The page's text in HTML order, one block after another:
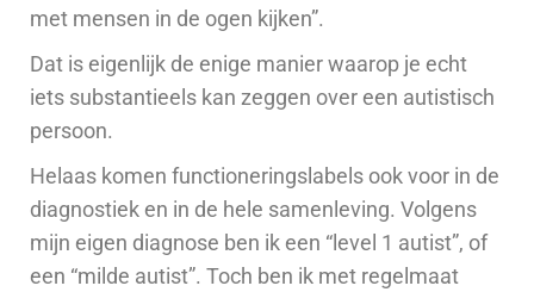
met mensen in de ogen kijken”.
Dat is eigenlijk de enige manier waarop je echt
iets substantieels kan zeggen over een autistisch
persoon.
Helaas komen functioneringslabels ook voor in de
diagnostiek en in de hele samenleving. Volgens
mijn eigen diagnose ben ik een “level 1 autist”, of
een “milde autist”. Toch ben ik met regelmaat